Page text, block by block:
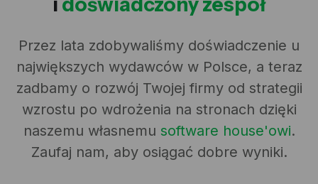
Przez lata zdobywaliśmy doświadczenie u
największych wydawców w Polsce, a teraz
zadbamy o rozwój Twojej firmy od strategii
wzrostu po wdrożenia na stronach dzięki
naszemu własnemu software house'owi.
Zaufaj nam, aby osiągać dobre wyniki.